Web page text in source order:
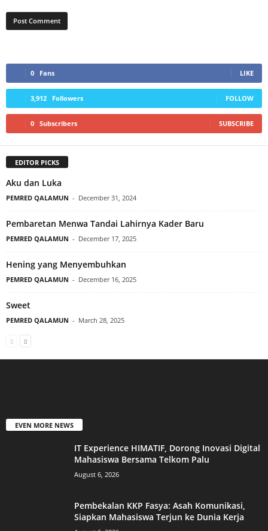
0 Fans LIKE
3,912 Followers FOLLOW
0 Subscribers SUBSCRIBE
EDITOR PICKS
Aku dan Luka
PEMRED QALAMUN - December 31, 2024
Pembaretan Menwa Tandai Lahirnya Kader Baru
PEMRED QALAMUN - December 17, 2025
Hening yang Menyembuhkan
PEMRED QALAMUN - December 16, 2025
Sweet
PEMRED QALAMUN - March 28, 2025
EVEN MORE NEWS
IT Experience HIMATIF, Dorong Inovasi Digital
Mahasiswa Bersama Telkom Palu
August 6, 2026
Pembekalan KKP Fasya: Asah Komunikasi,
Siapkan Mahasiswa Terjun ke Dunia Kerja